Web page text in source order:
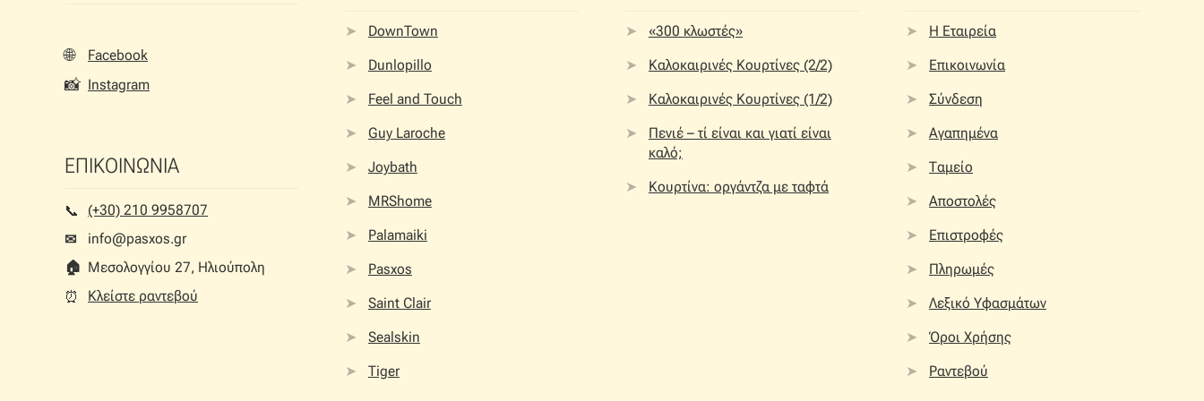
🌐 Facebook
📸 Instagram
ΕΠΙΚΟΙΝΩΝΙΑ
📞︎
(+30) 210 9958707
✉
info@pasxos.gr
🏠︎ Μεσολογγίου 27, Ηλιούπολη
⏰︎
Κλείστε ραντεβού
DownTown
Dunlopillo
Feel and Touch
Guy Laroche
Joybath
MRShome
Palamaiki
Pasxos
Saint Clair
Sealskin
Tiger
«300 κλωστές»
Καλοκαιρινές Κουρτίνες (2/2)
Καλοκαιρινές Κουρτίνες (1/2)
Πενιέ – τί είναι και γιατί είναι
καλό;
Κουρτίνα: οργάντζα με ταφτά
Η Εταιρεία
Επικοινωνία
Σύνδεση
Αγαπημένα
Ταμείο
Αποστολές
Επιστροφές
Πληρωμές
Λεξικό Υφασμάτων
Όροι Χρήσης
Ραντεβού